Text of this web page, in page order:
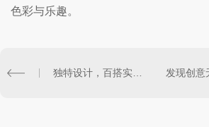
色彩与乐趣。